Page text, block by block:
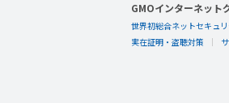
GMOインターネット
世界初総合ネットセキュ
実在証明・盗聴対策